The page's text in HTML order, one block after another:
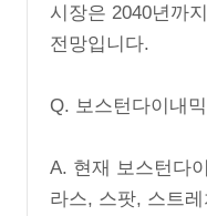
시장은 2040년까
전망입니다.
Q. 보스턴다이내
A. 현재 보스턴다
라스, 스팟, 스트